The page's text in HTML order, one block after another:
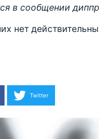
в сообщении
нет
Twitter